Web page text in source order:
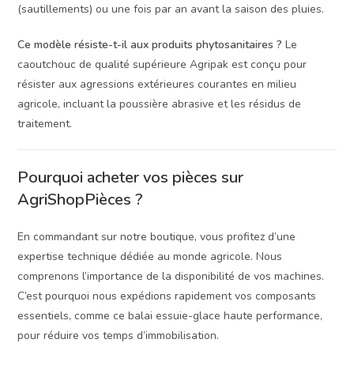
(sautillements) ou une fois par an avant la saison des pluies.
Ce modèle résiste-t-il aux produits phytosanitaires ? Le
caoutchouc de qualité supérieure Agripak est conçu pour
résister aux agressions extérieures courantes en milieu
agricole, incluant la poussière abrasive et les résidus de
traitement.
Pourquoi acheter vos pièces sur
AgriShopPièces ?
En commandant sur notre boutique, vous profitez d’une
expertise technique dédiée au monde agricole. Nous
comprenons l’importance de la disponibilité de vos machines.
C’est pourquoi nous expédions rapidement vos composants
essentiels, comme ce balai essuie-glace haute performance,
pour réduire vos temps d’immobilisation.